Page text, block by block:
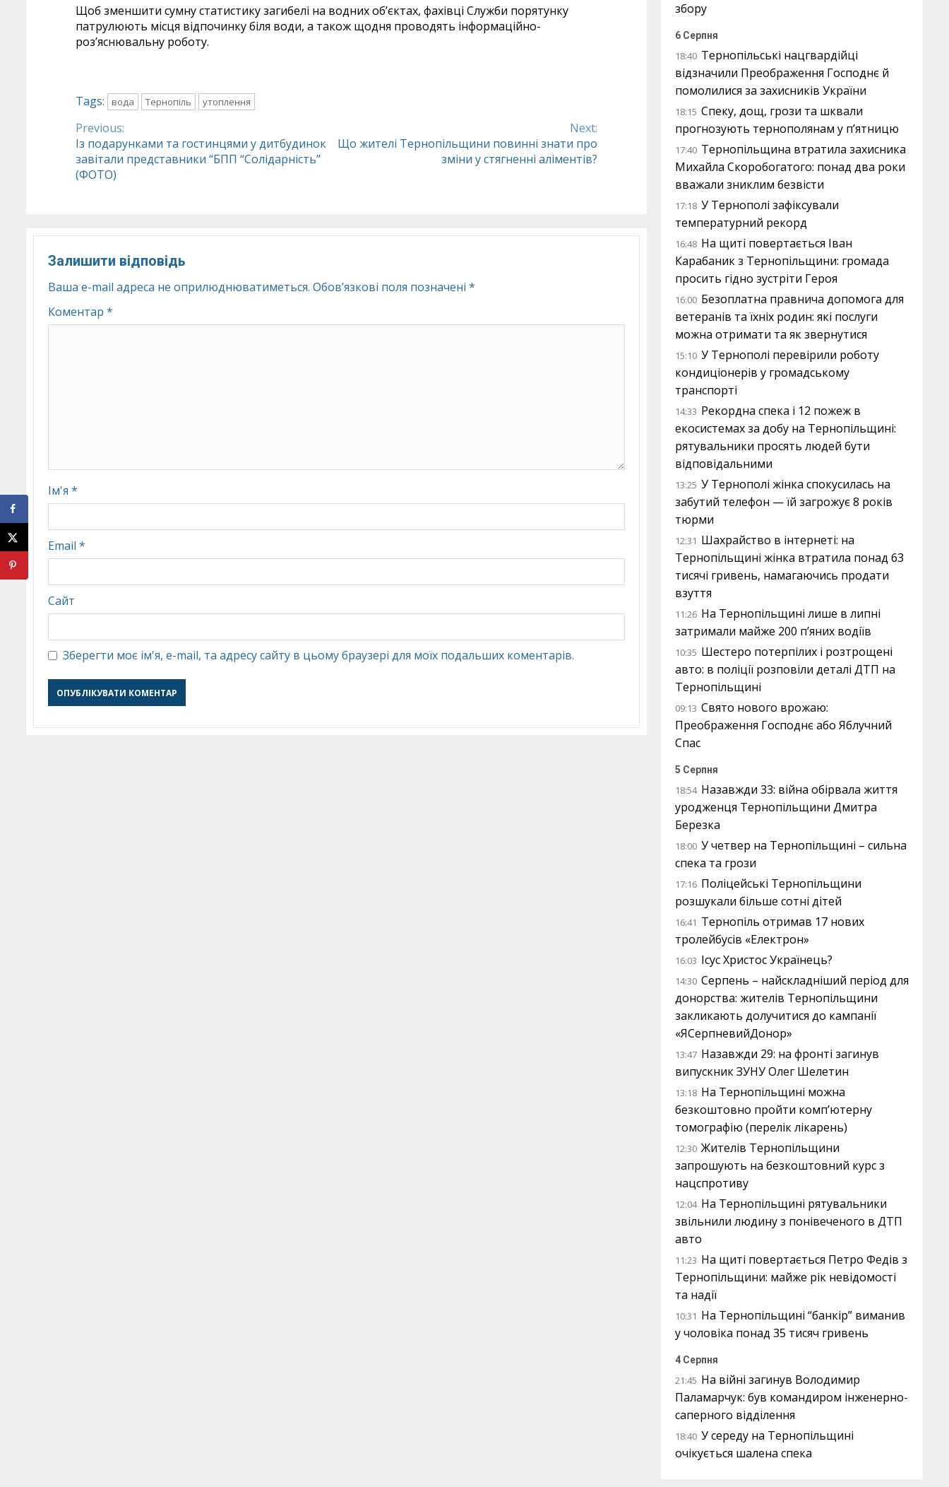
Щоб зменшити сумну статистику загибелі на водних об’єктах, фахівці Служби порятунку
патрулюють місця відпочинку біля води, а також щодня проводять інформаційно-
роз’яснювальну роботу.
Tags: вода Тернопіль утоплення
Continue
Reading
Previous:
Із подарунками та гостинцями у дитбудинок
завітали представники “БПП “Солідарність”
(ФОТО)
Next:
Що жителі Тернопільщини повинні знати про
зміни у стягненні аліментів?
Залишити відповідь
Ваша e-mail адреса не оприлюднюватиметься. Обов’язкові поля позначені *
Коментар *
Ім'я *
Email *
Сайт
Зберегти моє ім'я, e-mail, та адресу сайту в цьому браузері для моїх подальших коментарів.
збору
6 Серпня
18:40 Тернопільські нацгвардійці
відзначили Преображення Господнє й
помолилися за захисників України
18:15 Спеку, дощ, грози та шквали
прогнозують тернополянам у п’ятницю
17:40 Тернопільщина втратила захисника
Михайла Скоробогатого: понад два роки
вважали зниклим безвісти
17:18 У Тернополі зафіксували
температурний рекорд
16:48 На щиті повертається Іван
Карабаник з Тернопільщини: громада
просить гідно зустріти Героя
16:00 Безоплатна правнича допомога для
ветеранів та їхніх родин: які послуги
можна отримати та як звернутися
15:10 У Тернополі перевірили роботу
кондиціонерів у громадському
транспорті
14:33 Рекордна спека і 12 пожеж в
екосистемах за добу на Тернопільщині:
рятувальники просять людей бути
відповідальними
13:25 У Тернополі жінка спокусилась на
забутий телефон — їй загрожує 8 років
тюрми
12:31 Шахрайство в інтернеті: на
Тернопільщині жінка втратила понад 63
тисячі гривень, намагаючись продати
взуття
11:26 На Тернопільщині лише в липні
затримали майже 200 п’яних водіїв
10:35 Шестеро потерпілих і розтрощені
авто: в поліції розповіли деталі ДТП на
Тернопільщині
09:13 Свято нового врожаю:
Преображення Господнє або Яблучний
Спас
5 Серпня
18:54 Назавжди 33: війна обірвала життя
уродженця Тернопільщини Дмитра
Березка
18:00 У четвер на Тернопільщині – сильна
спека та грози
17:16 Поліцейські Тернопільщини
розшукали більше сотні дітей
16:41 Тернопіль отримав 17 нових
тролейбусів «Електрон»
16:03 Ісус Христос Українець?
14:30 Серпень – найскладніший період для
донорства: жителів Тернопільщини
закликають долучитися до кампанії
«ЯСерпневийДонор»
13:47 Назавжди 29: на фронті загинув
випускник ЗУНУ Олег Шелетин
13:18 На Тернопільщині можна
безкоштовно пройти комп’ютерну
томографію (перелік лікарень)
12:30 Жителів Тернопільщини
запрошують на безкоштовний курс з
нацспротиву
12:04 На Тернопільщині рятувальники
звільнили людину з понівеченого в ДТП
авто
11:23 На щиті повертається Петро Федів з
Тернопільщини: майже рік невідомості
та надії
10:31 На Тернопільщині “банкір” виманив
у чоловіка понад 35 тисяч гривень
4 Серпня
21:45 На війні загинув Володимир
Паламарчук: був командиром інженерно-
саперного відділення
18:40 У середу на Тернопільщині
очікується шалена спека